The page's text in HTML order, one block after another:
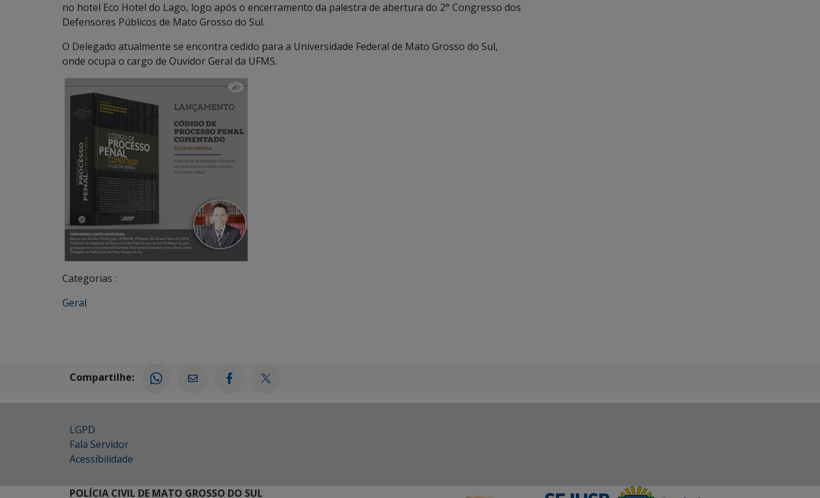
no hotel Eco Hotel do Lago, logo após o encerramento da palestra de abertura do 2° Congresso dos
Defensores Públicos de Mato Grosso do Sul.
O Delegado atualmente se encontra cedido para a Universidade Federal de Mato Grosso do Sul,
onde ocupa o cargo de Ouvidor Geral da UFMS.
Categorias :
Geral
Compartilhe:
LGPD
Fala Servidor
Acessibilidade
POLÍCIA CIVIL DE MATO GROSSO DO SUL